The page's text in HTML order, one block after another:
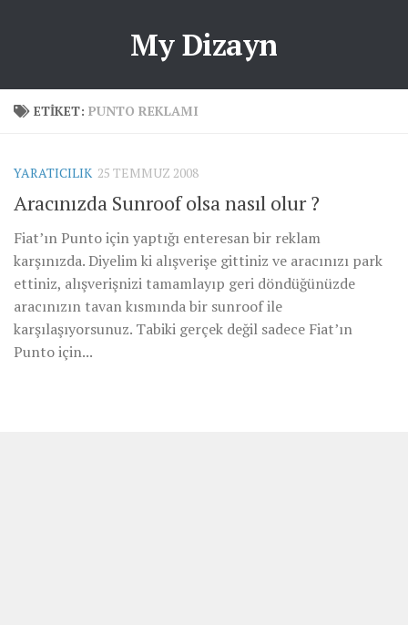
My Dizayn
ETIKET: PUNTO REKLAMI
YARATICILIK 25 TEMMUZ 2008
Aracınızda Sunroof olsa nasıl olur ?
Fiat’ın Punto için yaptığı enteresan bir reklam
karşınızda. Diyelim ki alışverişe gittiniz ve aracınızı park
ettiniz, alışverişnizi tamamlayıp geri döndüğünüzde
aracınızın tavan kısmında bir sunroof ile
karşılaşıyorsunuz. Tabiki gerçek değil sadece Fiat’ın
Punto için...